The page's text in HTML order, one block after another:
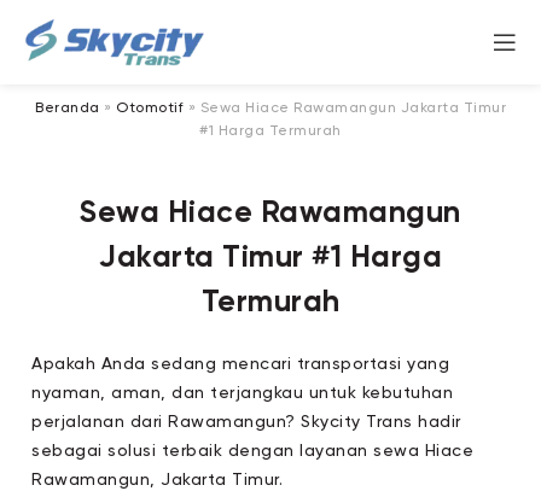
Beranda » Otomotif » Sewa Hiace Rawamangun Jakarta Timur
#1 Harga Termurah
Sewa Hiace Rawamangun
Jakarta Timur #1 Harga
Termurah
Apakah Anda sedang mencari transportasi yang
nyaman, aman, dan terjangkau untuk kebutuhan
perjalanan dari Rawamangun? Skycity Trans hadir
sebagai solusi terbaik dengan layanan sewa Hiace
Rawamangun, Jakarta Timur.